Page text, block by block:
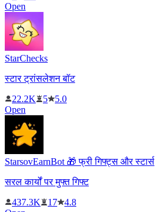
Open
StarChecks
स्टार ट्रांसलेशन बॉट
22.2K
5
5.0
Open
StarsovEarnBot 🎁 फ्री गिफ्ट्स और स्टार्स
सरल कार्यों पर मुफ्त गिफ्ट
437.3K
17
4.8